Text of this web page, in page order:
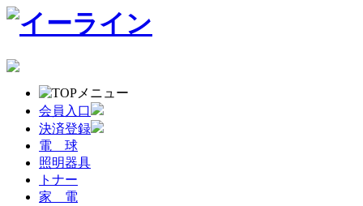
会員入口
決済登録
電 球
照明器具
トナー
家 電